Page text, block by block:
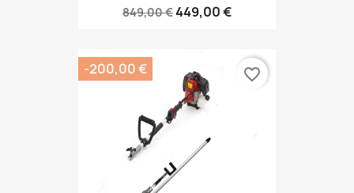
849,00 €449,00 €
-200,00 € favorite_border